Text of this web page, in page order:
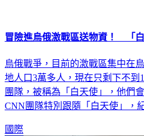
冒險進烏俄激戰區送物資！ 「
烏俄戰爭，目前的激戰區集中在
地人口3萬多人，現在只剩下不到
團隊，被稱為「白天使」，他們
CNN團隊特別跟隨「白天使」，
國際